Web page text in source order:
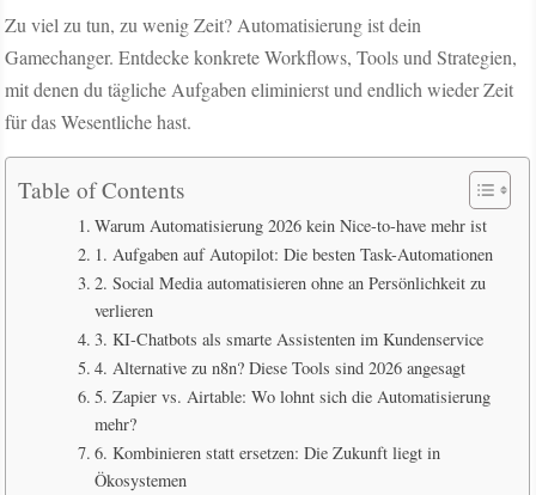
Zu viel zu tun, zu wenig Zeit? Automatisierung ist dein
Gamechanger. Entdecke konkrete Workflows, Tools und Strategien,
mit denen du tägliche Aufgaben eliminierst und endlich wieder Zeit
für das Wesentliche hast.
Table of Contents
Warum Automatisierung 2026 kein Nice-to-have mehr ist
1. Aufgaben auf Autopilot: Die besten Task-Automationen
2. Social Media automatisieren ohne an Persönlichkeit zu
verlieren
3. KI-Chatbots als smarte Assistenten im Kundenservice
4. Alternative zu n8n? Diese Tools sind 2026 angesagt
5. Zapier vs. Airtable: Wo lohnt sich die Automatisierung
mehr?
6. Kombinieren statt ersetzen: Die Zukunft liegt in
Ökosystemen